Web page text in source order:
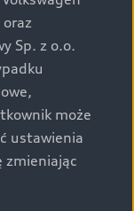
i
sprzedaży, a
informacje
dzień ich
Marki
oraz
Sp. z o.o.
może
ustawienia
zmieniając